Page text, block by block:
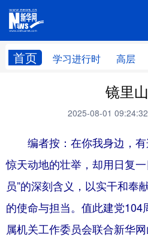
首页 学习进行时 高层
网站
高层
财经
台湾 思客智库
科技 科创
文化 书画
访谈 视频
镜里
2025-08-01 09:24:32
编者按：在你我身边，
惊天动地的壮举，却用日复
员”的深刻含义，以实干和奉
的使命与担当。值此建党
属机关工作委员会联合新华